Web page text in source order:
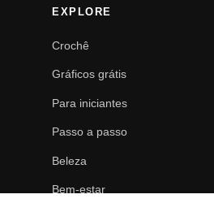
EXPLORE
Crochê
Gráficos grátis
Para iniciantes
Passo a passo
Beleza
Bem-estar